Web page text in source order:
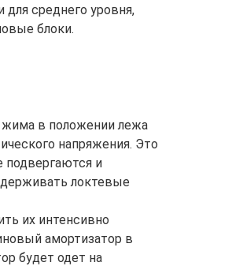
среднего уровня,
блоки.
жима в положении лежа
напряжения. Это
подвергаются и
локтевые
их интенсивно
амортизатор в
будет одет на